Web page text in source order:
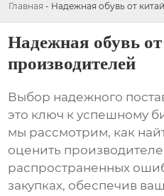
Главная - Надежная обувь от
Надежная обувь
производителей
Выбор надежного
это ключ к успешному
мы рассмотрим, как
оценить
распространенных
закупках, обеспечив